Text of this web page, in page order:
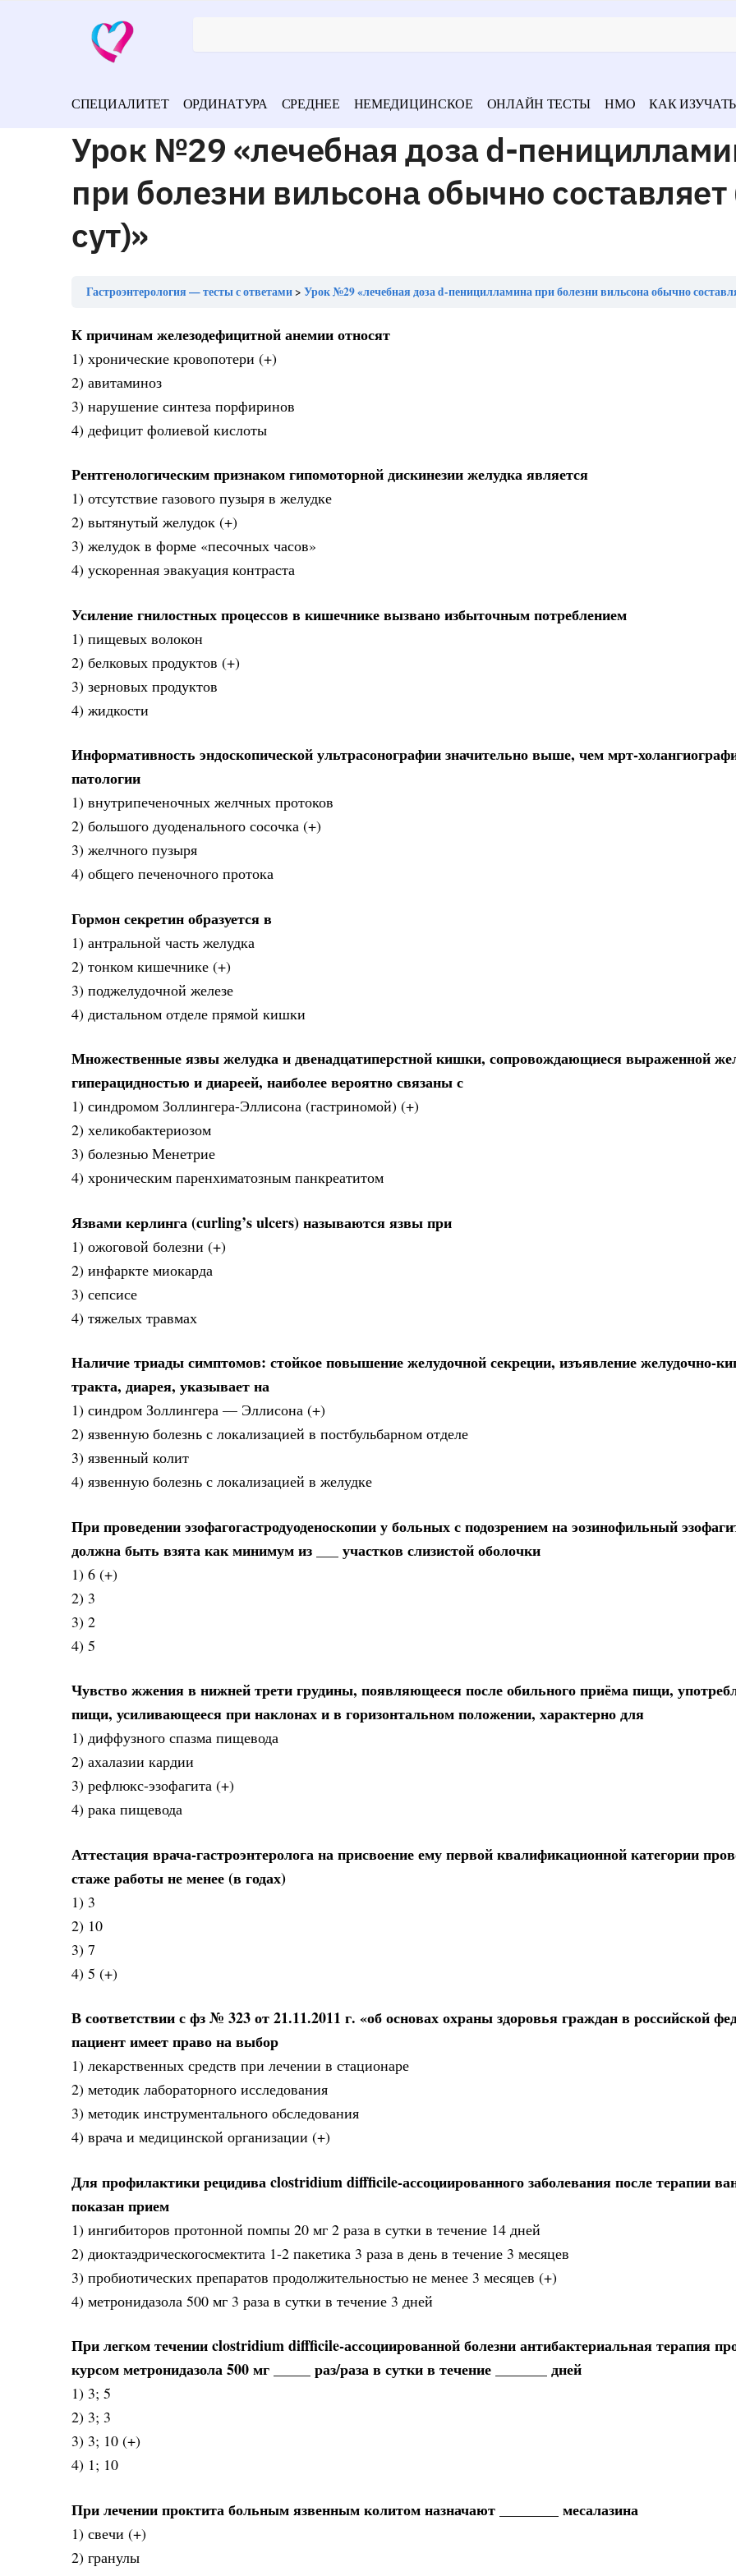
СПЕЦИАЛИТЕТ ОРДИНАТУРА СРЕДНЕЕ НЕМЕДИЦИНСКОЕ ОНЛАЙН ТЕСТЫ НМО КАК ИЗУЧАТЬ
Урок №29 «лечебная доза d-
при болезни вильсона обычно
сут)»
Гастроэнтерология — тесты с ответами Урок №29 «лечебная доза d-пеницилламина при болезни вильсона обычно составляет
К причинам железодефицитной анемии относят
1) хронические кровопотери (+)
2) авитаминоз
3) нарушение синтеза порфиринов
4) дефицит фолиевой кислоты
Рентгенологическим признаком гипомоторной дискинезии желудка является
1) отсутствие газового пузыря в желудке
2) вытянутый желудок (+)
3) желудок в форме «песочных часов»
4) ускоренная эвакуация контраста
Усиление гнилостных процессов в кишечнике вызвано избыточным потреблением
1) пищевых волокон
2) белковых продуктов (+)
3) зерновых продуктов
4) жидкости
Информативность эндоскопической ультрасонографии значительно выше, чем мрт-
патологии
1) внутрипеченочных желчных протоков
2) большого дуоденального сосочка (+)
3) желчного пузыря
4) общего печеночного протока
Гормон секретин образуется в
1) антральной часть желудка
2) тонком кишечнике (+)
3) поджелудочной железе
4) дистальном отделе прямой кишки
Множественные язвы желудка и двенадцатиперстной кишки, сопровождающиеся выраженной
гиперацидностью и диареей, наиболее вероятно связаны с
1) синдромом Золлингера-Эллисона (гастриномой) (+)
2) хеликобактериозом
3) болезнью Менетрие
4) хроническим паренхиматозным панкреатитом
Язвами керлинга (curling’s ulcers) называются язвы при
1) ожоговой болезни (+)
2) инфаркте миокарда
3) сепсисе
4) тяжелых травмах
Наличие триады симптомов: стойкое повышение желудочной секреции, изъявление желудочно-
тракта, диарея, указывает на
1) синдром Золлингера — Эллисона (+)
2) язвенную болезнь с локализацией в постбульбарном отделе
3) язвенный колит
4) язвенную болезнь с локализацией в желудке
При проведении эзофагогастродуоденоскопии у больных с подозрением на эозинофильный
должна быть взята как минимум из ___ участков слизистой оболочки
1) 6 (+)
2) 3
3) 2
4) 5
Чувство жжения в нижней трети грудины, появляющееся после обильного приёма пищи,
пищи, усиливающееся при наклонах и в горизонтальном положении, характерно для
1) диффузного спазма пищевода
2) ахалазии кардии
3) рефлюкс-эзофагита (+)
4) рака пищевода
Аттестация врача-гастроэнтеролога на присвоение ему первой квалификационной категории
стаже работы не менее (в годах)
1) 3
2) 10
3) 7
4) 5 (+)
В соответствии с фз № 323 от 21.11.2011 г. «об основах охраны здоровья граждан в российской
пациент имеет право на выбор
1) лекарственных средств при лечении в стационаре
2) методик лабораторного исследования
3) методик инструментального обследования
4) врача и медицинской организации (+)
Для профилактики рецидива clostridium diffficile-ассоциированного заболевания после терапии
показан прием
1) ингибиторов протонной помпы 20 мг 2 раза в сутки в течение 14 дней
2) диоктаэдрическогосмектита 1-2 пакетика 3 раза в день в течение 3 месяцев
3) пробиотических препаратов продолжительностью не менее 3 месяцев (+)
4) метронидазола 500 мг 3 раза в сутки в течение 3 дней
При легком течении clostridium diffficile-ассоциированной болезни антибактериальная терапия
курсом метронидазола 500 мг _____ раз/раза в сутки в течение _______ дней
1) 3; 5
2) 3; 3
3) 3; 10 (+)
4) 1; 10
При лечении проктита больным язвенным колитом назначают ________ месалазина
1) свечи (+)
2) гранулы